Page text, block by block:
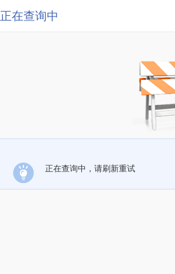
正在查询中
正在查询中，请刷新重试